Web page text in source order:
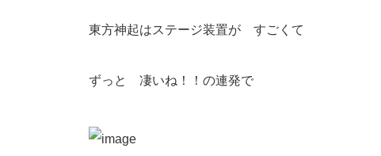
東方神起はステージ装置が すごくて
ずっと 凄いね！！の連発で